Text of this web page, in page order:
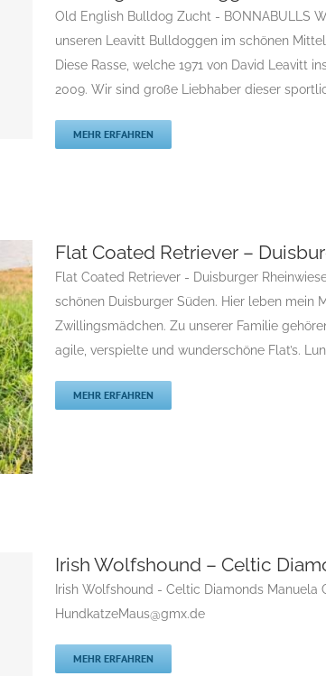
Old English Bulldog Zucht - BONNABULLS
unseren Leavitt Bulldoggen im schönen
Diese Rasse, welche 1971 von David Leavitt
2009. Wir sind große Liebhaber dieser
MEHR ERFAHREN
Flat Coated Retriever –
Flat Coated Retriever - Duisburger
schönen Duisburger Süden. Hier leben mein
Zwillingsmädchen. Zu unserer Familie
agile, verspielte und wunderschöne Flat’s.
MEHR ERFAHREN
Irish Wolfshound – Celtic
Irish Wolfshound - Celtic Diamonds Manuela
HundkatzeMaus@gmx.de
MEHR ERFAHREN